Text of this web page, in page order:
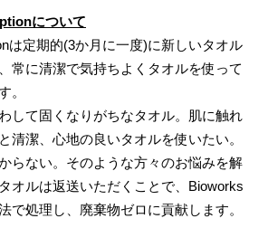
について
は定期的(3か月に一度)に新しいタオル
常に清潔で気持ちよくタオルを使って
。
して固くなりがちなタオル。肌に触れ
清潔、心地の良いタオルを使いたい。
らない。そのような方々のお悩みを解
オルは返送いただくことで、Bioworks
で処理し、廃棄物ゼロに貢献します。